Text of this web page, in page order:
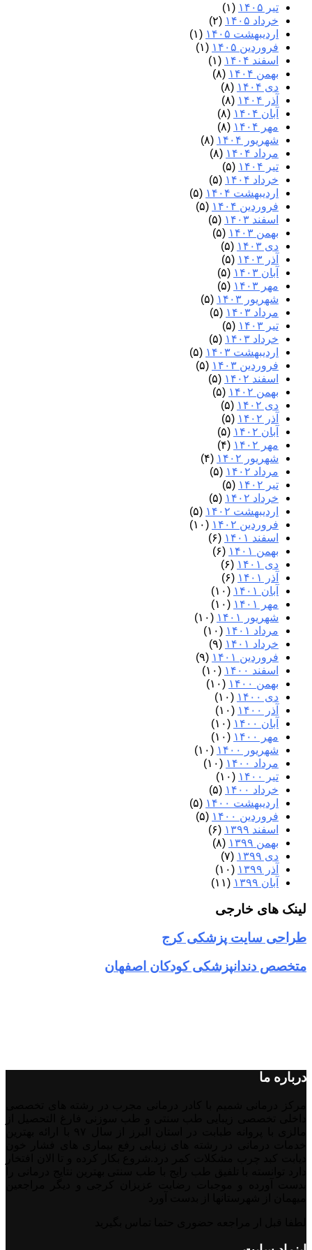
تیر ۱۴۰۵
(۱)
خرداد ۱۴۰۵
(۲)
اردیبهشت ۱۴۰۵
(۱)
فروردین ۱۴۰۵
(۱)
اسفند ۱۴۰۴
(۱)
بهمن ۱۴۰۴
(۸)
دی ۱۴۰۴
(۸)
آذر ۱۴۰۴
(۸)
آبان ۱۴۰۴
(۸)
مهر ۱۴۰۴
(۸)
شهریور ۱۴۰۴
(۸)
مرداد ۱۴۰۴
(۸)
تیر ۱۴۰۴
(۵)
خرداد ۱۴۰۴
(۵)
اردیبهشت ۱۴۰۴
(۵)
فروردین ۱۴۰۴
(۵)
اسفند ۱۴۰۳
(۵)
بهمن ۱۴۰۳
(۵)
دی ۱۴۰۳
(۵)
آذر ۱۴۰۳
(۵)
آبان ۱۴۰۳
(۵)
مهر ۱۴۰۳
(۵)
شهریور ۱۴۰۳
(۵)
مرداد ۱۴۰۳
(۵)
تیر ۱۴۰۳
(۵)
خرداد ۱۴۰۳
(۵)
اردیبهشت ۱۴۰۳
(۵)
فروردین ۱۴۰۳
(۵)
اسفند ۱۴۰۲
(۵)
بهمن ۱۴۰۲
(۵)
دی ۱۴۰۲
(۵)
آذر ۱۴۰۲
(۵)
آبان ۱۴۰۲
(۵)
مهر ۱۴۰۲
(۴)
شهریور ۱۴۰۲
(۴)
مرداد ۱۴۰۲
(۵)
تیر ۱۴۰۲
(۵)
خرداد ۱۴۰۲
(۵)
اردیبهشت ۱۴۰۲
(۵)
فروردین ۱۴۰۲
(۱۰)
اسفند ۱۴۰۱
(۶)
بهمن ۱۴۰۱
(۶)
دی ۱۴۰۱
(۶)
آذر ۱۴۰۱
(۶)
آبان ۱۴۰۱
(۱۰)
مهر ۱۴۰۱
(۱۰)
شهریور ۱۴۰۱
(۱۰)
مرداد ۱۴۰۱
(۱۰)
خرداد ۱۴۰۱
(۹)
فروردین ۱۴۰۱
(۹)
اسفند ۱۴۰۰
(۱۰)
بهمن ۱۴۰۰
(۱۰)
دی ۱۴۰۰
(۱۰)
آذر ۱۴۰۰
(۱۰)
آبان ۱۴۰۰
(۱۰)
مهر ۱۴۰۰
(۱۰)
شهریور ۱۴۰۰
(۱۰)
مرداد ۱۴۰۰
(۱۰)
تیر ۱۴۰۰
(۱۰)
خرداد ۱۴۰۰
(۵)
اردیبهشت ۱۴۰۰
(۵)
فروردین ۱۴۰۰
(۵)
اسفند ۱۳۹۹
(۶)
بهمن ۱۳۹۹
(۸)
دی ۱۳۹۹
(۷)
آذر ۱۳۹۹
(۱۰)
آبان ۱۳۹۹
(۱۱)
لینک های خارجی
طراحی سایت پزشکی کرج
متخصص دندانپزشکی کودکان اصفهان
درباره ما